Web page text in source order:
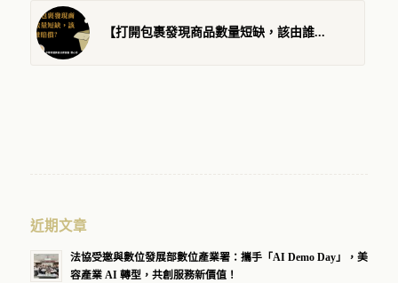
【打開包裹發現商品數量短缺，該由誰...
近期文章
法協受邀與數位發展部數位產業署：攜手「AI Demo Day」，美
容產業 AI 轉型，共創服務新價值！